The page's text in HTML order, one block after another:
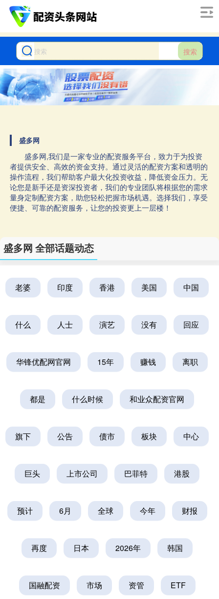
搜索
盛多网
盛多网,我们是一家专业的配资服务平台，致力于为投资
者提供安全、高效的资金支持。通过灵活的配资方案和透明的
操作流程，我们帮助客户最大化投资收益，降低资金压力。无
论您是新手还是资深投资者，我们的专业团队将根据您的需求
量身定制配资方案，助您轻松把握市场机遇。选择我们，享受
便捷、可靠的配资服务，让您的投资更上一层楼！
盛多网 全部话题动态
老婆 印度 香港 美国 中国
什么 人士 演艺 没有 回应
华锋优配网官网 15年 赚钱 离职
都是 什么时候 和业众配资官网
旗下 公告 债市 板块 中心
巨头 上市公司 巴菲特 港股
预计 6月 全球 今年 财报
再度 日本 2026年 韩国
国融配资 市场 资管 ETF